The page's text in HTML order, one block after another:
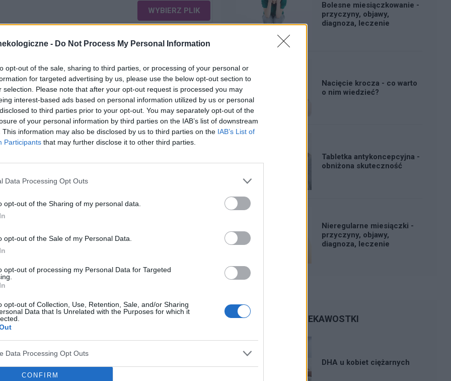
- Do Not Process My Personal Information
opt-out of the sale, sharing to third parties, or processing of your personal or
for targeted advertising by us, please use the below opt-out section to
selection. Please note that after your opt-out request is processed you may
interest-based ads based on personal information utilized by us or personal
to third parties prior to your opt-out. You may separately opt-out of the
of your personal information by third parties on the IAB’s list of downstream
This information may also be disclosed by us to third parties on the IAB’s List of
Participants that may further disclose it to other third parties.
Data Processing Opt Outs
opt-out of the Sharing of my personal data.
opt-out of the Sale of my Personal Data.
opt-out of processing my Personal Data for Targeted
opt-out of Collection, Use, Retention, Sale, and/or Sharing
Data that Is Unrelated with the Purposes for which it
Data Processing Opt Outs
CONFIRM
WYBIERZ PLIK
WYŚLIJ
na seks. To nie jest raczej normalne co nie? :(
dla mnie istnieć. Robię to z uwagi na męża. Udaję
powinno się uregulować co nie? ).
W maju myślałam że dostałam pierwszej miesiączki
okres. Przypominało to bardziej takie plamienie i to
śluz który jednego dnia był a na drugi dzień
3 dni a raz 6 jak przy miesiączce. Czy to normalne ?
, to robię kilka kulek w kształcie pięści przeważnie.
Bolesne miesiączkowanie -
przyczyny, objawy,
diagnoza, leczenie
Nacięcie krocza - co warto
o nim wiedzieć?
Tabletka antykoncepcyjna -
obniżona skuteczność
Nieregularne miesiączki -
przyczyny, objawy,
diagnoza, leczenie
CIEKAWOSTKI
DHA u kobiet ciężarnych